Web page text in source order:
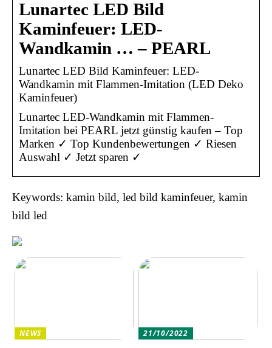
Lunartec LED Bild
Kaminfeuer: LED-
Wandkamin … – PEARL
Lunartec LED Bild Kaminfeuer: LED-
Wandkamin mit Flammen-Imitation (LED Deko
Kaminfeuer)
Lunartec LED-Wandkamin mit Flammen-
Imitation bei PEARL jetzt günstig kaufen – Top
Marken ✓ Top Kundenbewertungen ✓ Riesen
Auswahl ✓ Jetzt sparen ✓
Keywords: kamin bild, led bild kaminfeuer, kamin
bild led
NEWS 21/10/2022